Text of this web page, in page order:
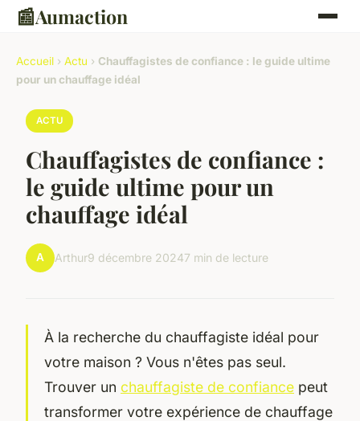
📰Aumaction
Accueil › Actu › Chauffagistes de confiance : le guide ultime
pour un chauffage idéal
ACTU
Chauffagistes de confiance :
le guide ultime pour un
chauffage idéal
A Arthur9 décembre 20247 min de lecture
À la recherche du chauffagiste idéal pour
votre maison ? Vous n'êtes pas seul.
Trouver un chauffagiste de confiance peut
transformer votre expérience de chauffage